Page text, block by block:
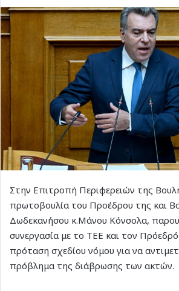
Στην Επιτροπή Περιφερειών της
πρωτοβουλία του Προέδρου της και
Δωδεκανήσου κ.Μάνου Κόνσολα,
συνεργασία με το ΤΕΕ και τον
πρόταση σχεδίου νόμου για να
πρόβλημα της διάβρωσης των ακτών.